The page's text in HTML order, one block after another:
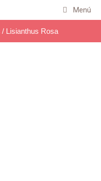
Menú
/ Lisianthus Rosa